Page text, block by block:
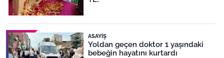
ASAYIŞ
Yoldan geçen doktor 1 yaşındaki
bebeğin hayatını kurtardı